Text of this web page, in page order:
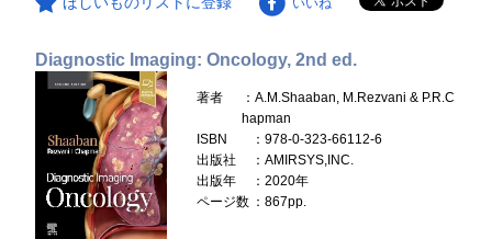
いいね
Diagnostic Imaging: Oncology, 2nd ed.
著者
：A.M.Shaaban, M.Rezvani & P.R.C
hapman
ISBN
：978-0-323-66112-6
出版社
：AMIRSYS,INC.
出版年
：2020年
ページ数 ：867pp.